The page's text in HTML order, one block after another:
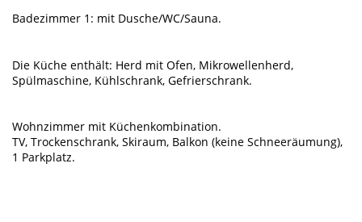
Badezimmer 1: mit Dusche/WC/Sauna.
Die Küche enthält: Herd mit Ofen, Mikrowellenherd,
Spülmaschine, Kühlschrank, Gefrierschrank.
Wohnzimmer mit Küchenkombination.
TV, Trockenschrank, Skiraum, Balkon (keine Schneeräumung),
1 Parkplatz.